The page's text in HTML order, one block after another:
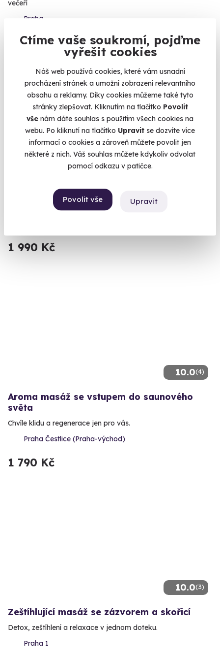
Ctíme vaše soukromí, pojďme
vyřešit cookies
Náš web používá cookies, které vám usnadní
procházení stránek a umožní zobrazení relevantního
obsahu a reklamy. Díky cookies můžeme také tyto
stránky zlepšovat. Kliknutím na tlačítko Povolit
vše nám dáte souhlas s použitím všech cookies na
webu. Po kliknutí na tlačítko Upravit se dozvíte více
informací o cookies a zároveň můžete povolit jen
některé z nich. Váš souhlas můžete kdykoliv odvolat
pomocí odkazu v patičce.
Povolit vše Upravit
večeří
Praha
4 180 Kč
Privátní sauna s vířivkou
60 minut relaxace v soukromí až pro 4 osoby
1 990 Kč
10.0(4)
Aroma masáž se vstupem do saunového
světa
Chvíle klidu a regenerace jen pro vás.
Praha Čestlice (Praha-východ)
1 790 Kč
10.0(3)
Zeštíhlující masáž se zázvorem a skořicí
Detox, zeštíhlení a relaxace v jednom doteku.
Praha 1